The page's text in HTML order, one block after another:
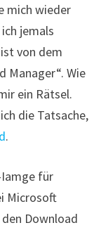
mich wieder
jemals
von dem
Manager“. Wie
ein Rätsel.
die Tatsache,
.
für
Microsoft
Download